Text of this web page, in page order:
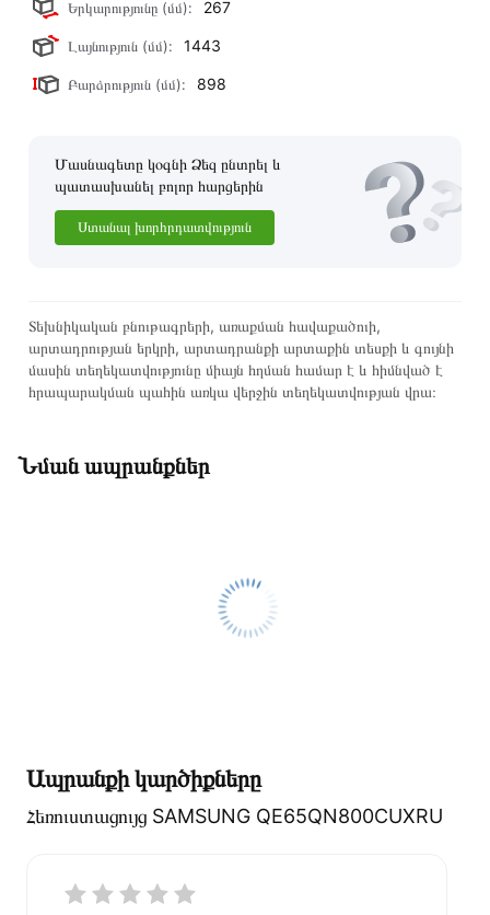
Երկարությունը (մմ): 267
Լայնություն (մմ): 1443
Բարձրություն (մմ): 898
Մասնագետը կօգնի Ձեզ ընտրել և
պատասխանել բոլոր հարցերին
Ստանալ խորհրդատվություն
Տեխնիկական բնութագրերի, առաքման հավաքածուի,
արտադրության երկրի, արտադրանքի արտաքին տեսքի և գույնի
մասին տեղեկատվությունը միայն հղման համար է և հիմնված է
հրապարակման պահին առկա վերջին տեղեկատվության վրա։
Նման ապրանքներ
Ապրանքի կարծիքները
Հեռուստացույց SAMSUNG QE65QN800CUXRU